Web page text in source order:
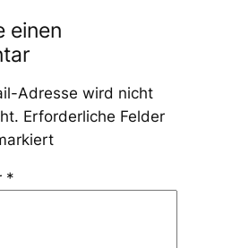
einen
Adresse wird nicht
Erforderliche Felder
*